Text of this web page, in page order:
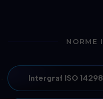
NORME
Intergraf ISO 14298